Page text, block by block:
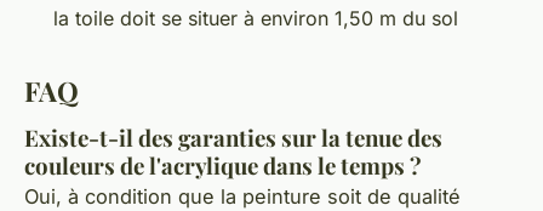
la toile doit se situer à environ 1,50 m du sol
FAQ
Existe-t-il des garanties sur la tenue des
couleurs de l'acrylique dans le temps ?
Oui, à condition que la peinture soit de qualité